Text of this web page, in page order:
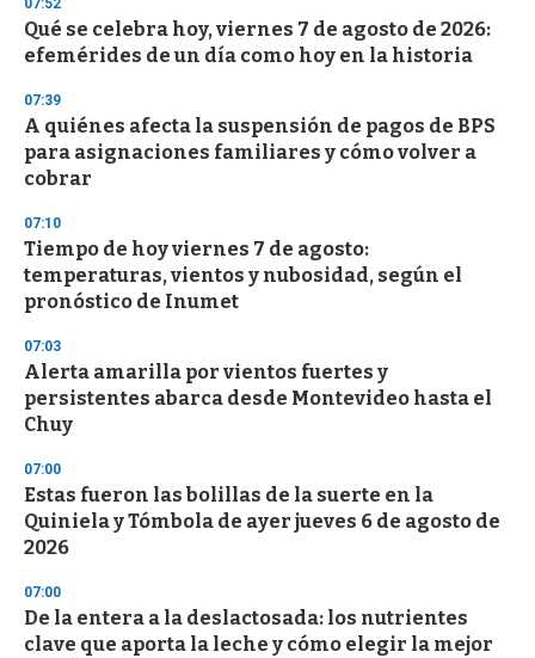
e
c
o
d
s
07:52
Qué se celebra hoy, viernes 7 de agosto de 2026:
efemérides de un día como hoy en la historia
07:39
A quiénes afecta la suspensión de pagos de BPS
para asignaciones familiares y cómo volver a
cobrar
07:10
Tiempo de hoy viernes 7 de agosto:
temperaturas, vientos y nubosidad, según el
pronóstico de Inumet
07:03
Alerta amarilla por vientos fuertes y
persistentes abarca desde Montevideo hasta el
Chuy
07:00
Estas fueron las bolillas de la suerte en la
Quiniela y Tómbola de ayer jueves 6 de agosto de
2026
07:00
De la entera a la deslactosada: los nutrientes
clave que aporta la leche y cómo elegir la mejor